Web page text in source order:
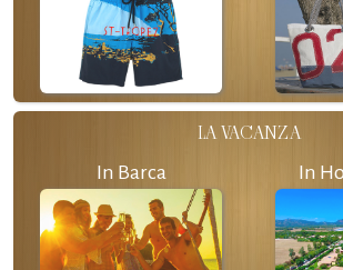
LA VACANZA
In Barca In